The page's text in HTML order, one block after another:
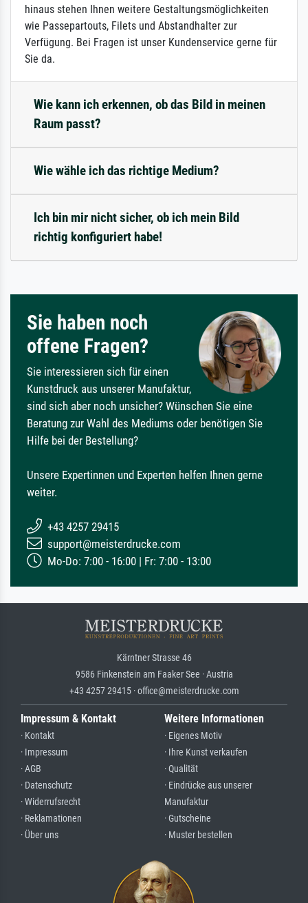
hinaus stehen Ihnen weitere Gestaltungsmöglichkeiten
wie Passepartouts, Filets und Abstandhalter zur
Verfügung. Bei Fragen ist unser Kundenservice gerne für
Sie da.
Wie kann ich erkennen, ob das Bild in meinen
Raum passt?
Wie wähle ich das richtige Medium?
Ich bin mir nicht sicher, ob ich mein Bild
richtig konfiguriert habe!
Sie haben noch
offene Fragen?
Sie interessieren sich für einen
Kunstdruck aus unserer Manufaktur,
sind sich aber noch unsicher? Wünschen Sie eine
Beratung zur Wahl des Mediums oder benötigen Sie
Hilfe bei der Bestellung?
Unsere Expertinnen und Experten helfen Ihnen gerne
weiter.
+43 4257 29415
support@meisterdrucke.com
Mo-Do: 7:00 - 16:00 | Fr: 7:00 - 13:00
Kärntner Strasse 46
9586 Finkenstein am Faaker See · Austria
+43 4257 29415 · office@meisterdrucke.com
Impressum & Kontakt
· Kontakt
· Impressum
· AGB
· Datenschutz
· Widerrufsrecht
· Reklamationen
· Über uns
Weitere Informationen
· Eigenes Motiv
· Ihre Kunst verkaufen
· Qualität
· Eindrücke aus unserer
Manufaktur
· Gutscheine
· Muster bestellen